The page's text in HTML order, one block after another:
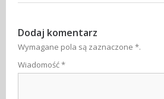
Dodaj komentarz
Wymagane pola są zaznaczone *.
Wiadomość*